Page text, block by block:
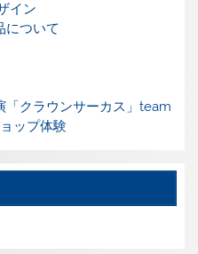
イン
について
クラウンサーカス」team
ップ体験